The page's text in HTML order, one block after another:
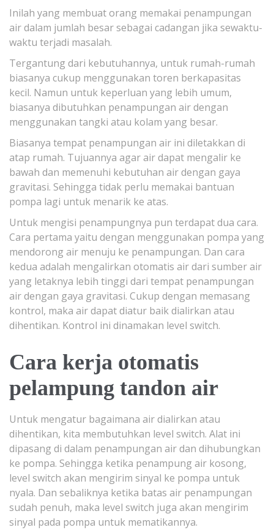
Inilah yang membuat orang memakai penampungan
air dalam jumlah besar sebagai cadangan jika sewaktu-
waktu terjadi masalah.
Tergantung dari kebutuhannya, untuk rumah-rumah
biasanya cukup menggunakan toren berkapasitas
kecil. Namun untuk keperluan yang lebih umum,
biasanya dibutuhkan penampungan air dengan
menggunakan tangki atau kolam yang besar.
Biasanya tempat penampungan air ini diletakkan di
atap rumah. Tujuannya agar air dapat mengalir ke
bawah dan memenuhi kebutuhan air dengan gaya
gravitasi. Sehingga tidak perlu memakai bantuan
pompa lagi untuk menarik ke atas.
Untuk mengisi penampungnya pun terdapat dua cara.
Cara pertama yaitu dengan menggunakan pompa yang
mendorong air menuju ke penampungan. Dan cara
kedua adalah mengalirkan otomatis air dari sumber air
yang letaknya lebih tinggi dari tempat penampungan
air dengan gaya gravitasi. Cukup dengan memasang
kontrol, maka air dapat diatur baik dialirkan atau
dihentikan. Kontrol ini dinamakan level switch.
Cara kerja otomatis
pelampung tandon air
Untuk mengatur bagaimana air dialirkan atau
dihentikan, kita membutuhkan level switch. Alat ini
dipasang di dalam penampungan air dan dihubungkan
ke pompa. Sehingga ketika penampung air kosong,
level switch akan mengirim sinyal ke pompa untuk
nyala. Dan sebaliknya ketika batas air penampungan
sudah penuh, maka level switch juga akan mengirim
sinyal pada pompa untuk mematikannya.